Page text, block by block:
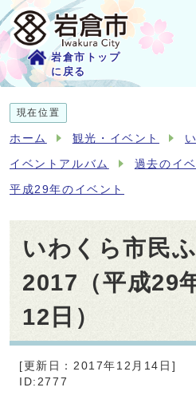
岩倉市トップ
に戻る
現在位置
ホーム 観光・イベント
イベントアルバム 過去のイ
平成29年のイベント
いわくら市民
2017（平成29
12日）
[更新日：2017年12月14日]
ID:2777